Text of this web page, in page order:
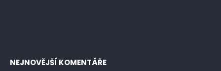
NEJNOVĚJŠÍ KOMENTÁŘE